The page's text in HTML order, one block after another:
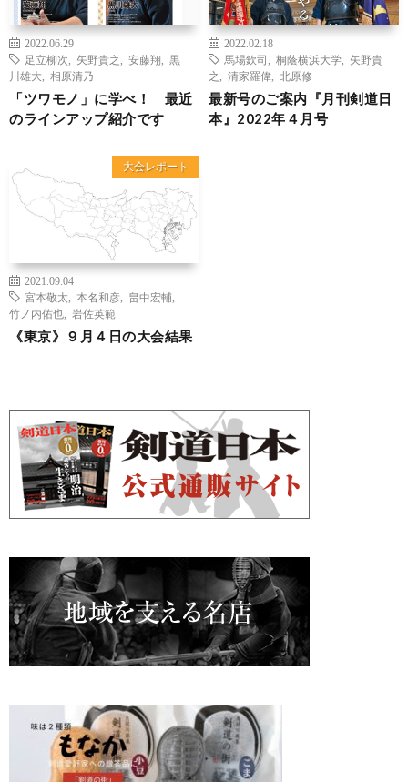
2022.06.29
足立柳次
矢野貴之 安藤翔
黒
川雄大
相原清乃
「ツワモノ」に学べ！ 最近
のラインアップ紹介です
2022.02.18
馬場欽司
桐蔭横浜大学
矢野貴
之
清家羅偉 北原修
最新号のご案内『月刊剣道日
本』2022年４月号
大会レポート
2021.09.04
宮本敬太
本名和彦 畠中宏輔
竹ノ内佑也
岩佐英範
《東京》９月４日の大会結果